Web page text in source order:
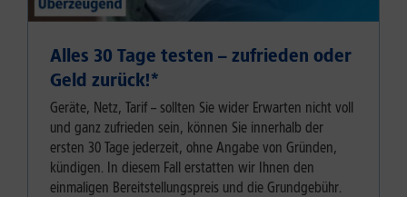
Alles 30 Tage testen – zufrieden oder
Geld zurück!⁠*
Geräte, Netz, Tarif – sollten Sie wider Erwarten nicht voll
und ganz zufrieden sein, können Sie innerhalb der
ersten 30 Tage jederzeit, ohne Angabe von Gründen,
kündigen. In diesem Fall erstatten wir Ihnen den
einmaligen Bereitstellungspreis und die Grundgebühr.